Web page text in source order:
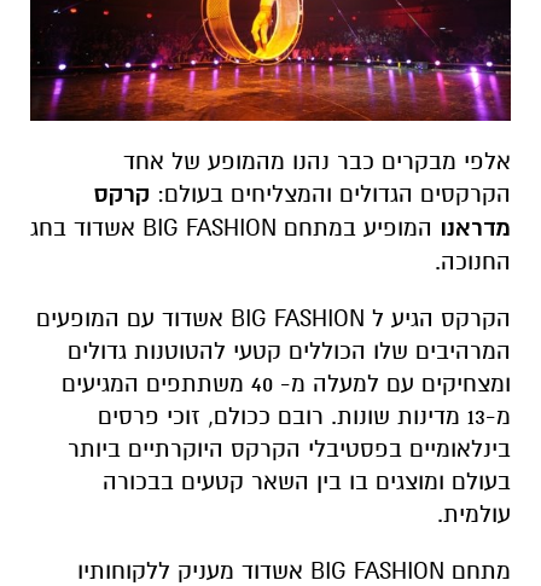
אלפי מבקרים כבר נהנו מהמופע של אחד
הקרקסים הגדולים והמצליחים בעולם: קרקס
מדראנו
המופיע במתחם BIG FASHION אשדוד בחג
החנוכה.
הקרקס הגיע ל BIG FASHION אשדוד עם המופעים
המרהיבים שלו הכוללים קטעי להטוטנות גדולים
ומצחיקים עם למעלה מ- 40 משתתפים המגיעים
מ-13 מדינות שונות. רובם ככולם, זוכי פרסים
בינלאומיים בפסטיבלי הקרקס היוקרתיים ביותר
בעולם ומוצגים בו בין השאר קטעים בבכורה
עולמית.
מתחם BIG FASHION אשדוד מעניק ללקוחותיו